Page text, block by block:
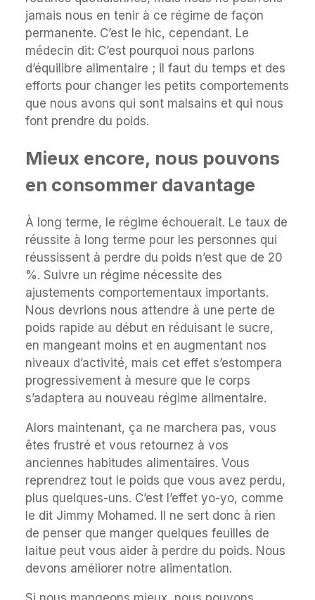
jamais nous en tenir à ce régime de façon
permanente. C’est le hic, cependant. Le
médecin dit: C’est pourquoi nous parlons
d’équilibre alimentaire ; il faut du temps et des
efforts pour changer les petits comportements
que nous avons qui sont malsains et qui nous
font prendre du poids.
Mieux encore, nous pouvons
en consommer davantage
À long terme, le régime échouerait. Le taux de
réussite à long terme pour les personnes qui
réussissent à perdre du poids n’est que de 20
%. Suivre un régime nécessite des
ajustements comportementaux importants.
Nous devrions nous attendre à une perte de
poids rapide au début en réduisant le sucre,
en mangeant moins et en augmentant nos
niveaux d’activité, mais cet effet s’estompera
progressivement à mesure que le corps
s’adaptera au nouveau régime alimentaire.
Alors maintenant, ça ne marchera pas, vous
êtes frustré et vous retournez à vos
anciennes habitudes alimentaires. Vous
reprendrez tout le poids que vous avez perdu,
plus quelques-uns. C’est l’effet yo-yo, comme
le dit Jimmy Mohamed. Il ne sert donc à rien
de penser que manger quelques feuilles de
laitue peut vous aider à perdre du poids. Nous
devons améliorer notre alimentation.